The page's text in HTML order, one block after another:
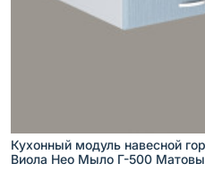
Кухонный модуль навесной
Виола Нео Мыло Г-500